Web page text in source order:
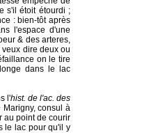
s'il étoit étourdi ;
: bien-tôt après
l'espace d'une
& des arteres,
dire deux ou
on le tire
dans le lac
l'hist. de l'ac. des
Marigny, consul à
au point de courir
le lac pour qu'il y